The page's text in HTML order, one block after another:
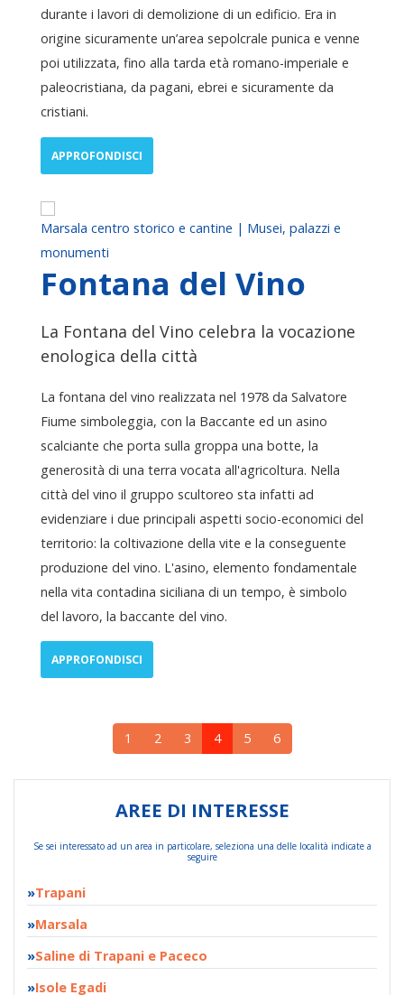
durante i lavori di demolizione di un edificio. Era in
origine sicuramente un’area sepolcrale punica e venne
poi utilizzata, fino alla tarda età romano-imperiale e
paleocristiana, da pagani, ebrei e sicuramente da
cristiani.
APPROFONDISCI
Marsala centro storico e cantine | Musei, palazzi e
monumenti
Fontana del Vino
La Fontana del Vino celebra la vocazione
enologica della città
La fontana del vino realizzata nel 1978 da Salvatore
Fiume simboleggia, con la Baccante ed un asino
scalciante che porta sulla groppa una botte, la
generosità di una terra vocata all'agricoltura. Nella
città del vino il gruppo scultoreo sta infatti ad
evidenziare i due principali aspetti socio-economici del
territorio: la coltivazione della vite e la conseguente
produzione del vino. L'asino, elemento fondamentale
nella vita contadina siciliana di un tempo, è simbolo
del lavoro, la baccante del vino.
APPROFONDISCI
1 2 3 4 5 6
AREE DI INTERESSE
Se sei interessato ad un area in particolare, seleziona una delle località indicate a
seguire
Trapani
Marsala
Saline di Trapani e Paceco
Isole Egadi